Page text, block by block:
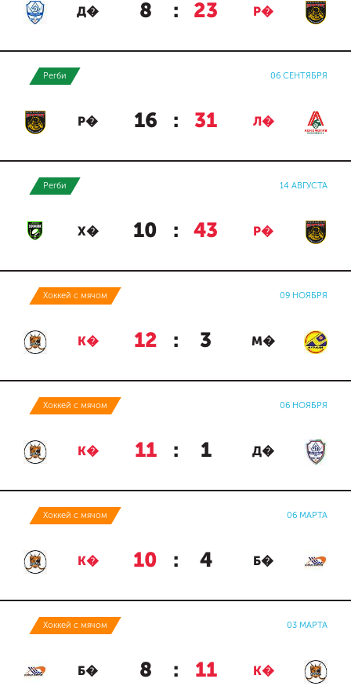
Д� 8 : 23 Р�
Регби 06 СЕНТЯБРЯ
Р� 16 : 31 Л�
Регби 14 АВГУСТА
Х� 10 : 43 Р�
Хоккей с мячом 09 НОЯБРЯ
К� 12 : 3 М�
Хоккей с мячом 06 НОЯБРЯ
К� 11 : 1 Д�
Хоккей с мячом 06 МАРТА
К� 10 : 4 Б�
Хоккей с мячом 03 МАРТА
Б� 8 : 11 К�